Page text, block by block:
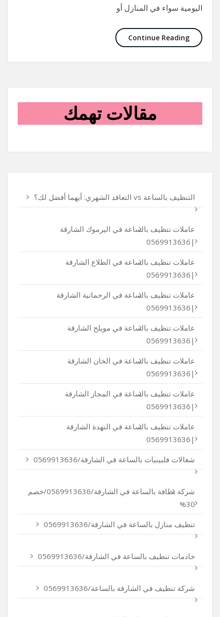
اليومية سواء في المنازل أو
Continue Reading
مقالات تهمك
التنظيف بالساعة vs التعاقد الشهري: أيهما أفضل لك؟
عاملات تنظيف بالساعة في اليرموك الشارقة
|0569913636
عاملات تنظيف بالساعة في الطلاع الشارقة
|0569913636
عاملات تنظيف بالساعة في الرحمانية الشارقة
|0569913636
عاملات تنظيف بالساعة في مويلح الشارقة
|0569913636
عاملات تنظيف بالساعة في الخان الشارقة
|0569913636
عاملات تنظيف بالساعة في المجاز الشارقة
|0569913636
عاملات تنظيف بالساعة في النهدة الشارقة
|0569913636
شغالات فلبينيات بالساعة في الشارقة/0569913636
شركة نظافة بالساعة في الشارقة/0569913636/خصم
30%
تنظيف منازل بالساعة في الشارقة/0569913636
خادمات تنظيف بالساعة في الشارقة/0569913636
شركة تنظيف في الشارقة بالساعة/0569913636